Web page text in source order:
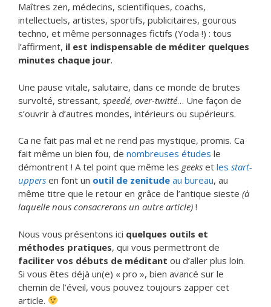
Maîtres zen, médecins, scientifiques, coachs,
intellectuels, artistes, sportifs, publicitaires, gourous
techno, et même personnages fictifs (Yoda !) : tous
l’affirment, il est indispensable de méditer quelques
minutes chaque jour.
Une pause vitale, salutaire, dans ce monde de brutes
survolté, stressant, speedé, over-twitté… Une façon de
s’ouvrir à d’autres mondes, intérieurs ou supérieurs.
Ca ne fait pas mal et ne rend pas mystique, promis. Ca
fait même un bien fou, de nombreuses études le
démontrent ! A tel point que même les geeks et les start-
uppers en font un outil de zenitude au bureau, au
même titre que le retour en grâce de l’antique sieste (à
laquelle nous consacrerons un autre article) !
Nous vous présentons ici quelques outils et
méthodes pratiques, qui vous permettront de
faciliter vos débuts de méditant ou d’aller plus loin.
Si vous êtes déjà un(e) « pro », bien avancé sur le
chemin de l’éveil, vous pouvez toujours zapper cet
article.